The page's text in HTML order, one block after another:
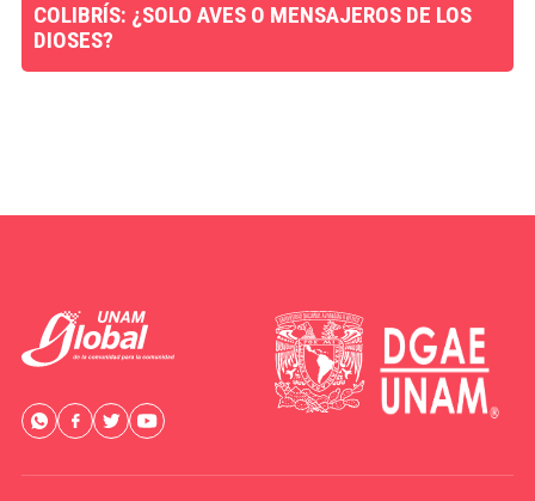
COLIBRÍS: ¿SOLO AVES O MENSAJEROS DE LOS
DIOSES?